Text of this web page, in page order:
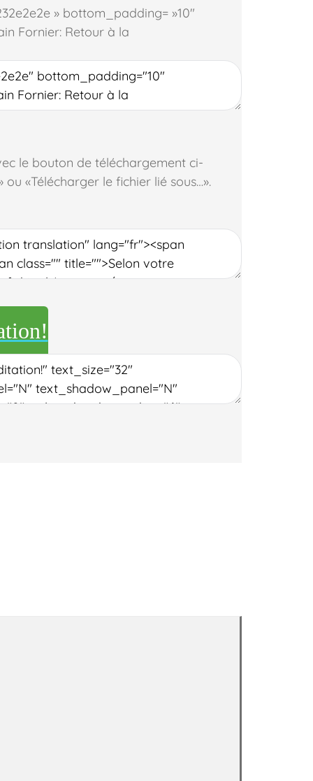
» bottom_padding= »10″
Fornier: Retour à la
le bouton de téléchargement ci-
«Télécharger le fichier lié sous…».